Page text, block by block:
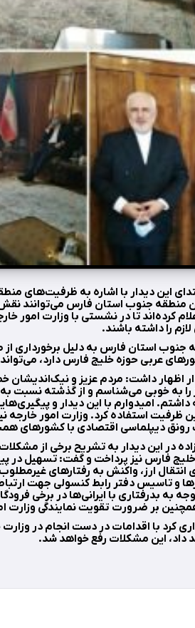
این دیدار با اشاره به ظرفیت‌های
منطقه جنوب استان فارس می‌توانند
کرده‌اند تا در نشستی با وزارت امور
را داشته باشند.
استان فارس به دلیل برخورداری از
عربی حوزه خلیج فارس دارد،
اظهار داشت: مردم عزیز و
را به خوبی می‌شناسم و از گذشته نسبت
امیدوارم با این دیدار و
ظرفیت استفاده کرد. وزارت امور خارجه
دیپلماسی اقتصادی با کشورهای
این دیدار به تشریح برخی از مشکلات
فارس نیز پرداخت و گفت: تسهیل در
ارز، واکنش به رفتارهای غیرمطلوب
و تاسیس دفتر رابط کنسولی جهت
به بدرفتاری با ایرانی‌ها در برخی
بر ضرورت تقویت نمایندگی وزارت
کرد با اقدامات در دست انجام در
داد، این مشکلات رفع خواهد شد.